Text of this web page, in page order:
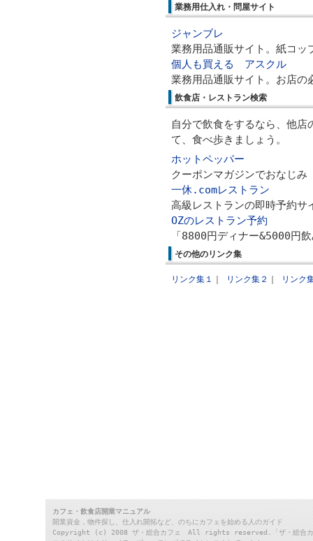
業務用仕入れ・問屋サイト
ジャンブレ
業務用品通販サイト。紙コッ
個人も買える アスクル
業務用品通販サイト。お店の
飲食店・レストラン検索
自分で飲食をするなら、他
て、食べ歩きましょう。
ホットペッパー
クーポンマガジンでおなじ
一休.comレストラン
高級レストランの即時予約サ
OZのレストラン予約
「8800円ディナー&5000円
その他のリンク集
リンク集１ リンク集２ リンク
カフェ・飲食店開業マニュアル
開業資金，物件探し、仕入れ開拓など、のちにカフェを始める人のガイド
Copyright (c) 2008 ザ・総合カフェ All rights reserved.「ザ・総合カフェ